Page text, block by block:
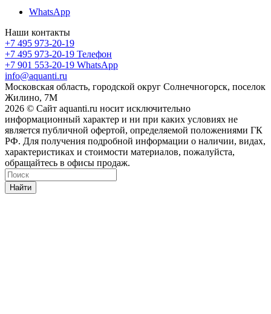
WhatsApp
Наши контакты
+7 495 973-20-19
+7 495 973-20-19 Телефон
+7 901 553-20-19 WhatsApp
info@aquanti.ru
Московская область, городской округ Солнечногорск, поселок
Жилино, 7М
2026 © Сайт aquanti.ru носит исключительно
информационный характер и ни при каких условиях не
является публичной офертой, определяемой положениями ГК
РФ. Для получения подробной информации о наличии, видах,
характеристиках и стоимости материалов, пожалуйста,
обращайтесь в офисы продаж.
Найти